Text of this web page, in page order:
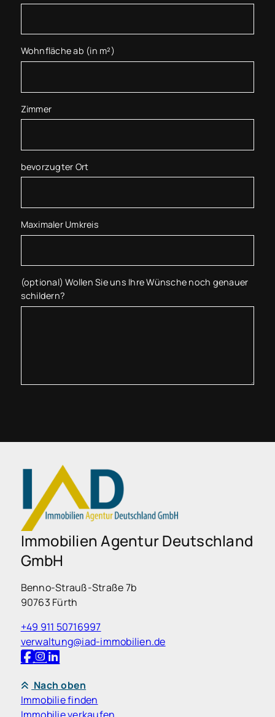
Wohnfläche ab (in m²)
Zimmer
bevorzugter Ort
Maximaler Umkreis
(optional) Wollen Sie uns Ihre Wünsche noch genauer
schildern?
Immobilien Agentur Deutschland
GmbH
Benno-Strauß-Straße 7b
90763 Fürth
+49 911 50716997
verwaltung@iad-immobilien.de
Nach oben
Immobilie finden